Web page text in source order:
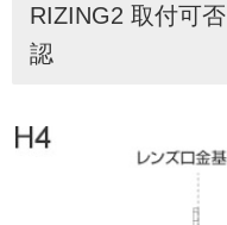
RIZING2 取付可否
認